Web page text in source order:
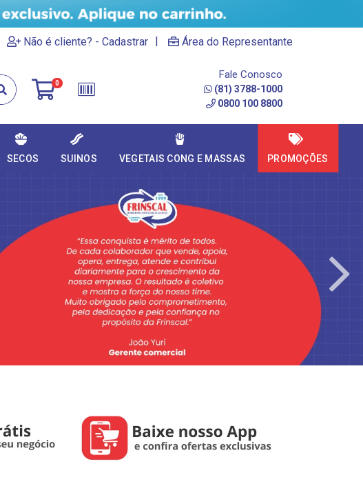
Não é cliente? - Cadastrar | Área do Representante
0
Fale Conosco
(81) 3788-1000
0800 100 8800
SECOS SUINOS VEGETAIS CONG E MASSAS PROMOÇÕES